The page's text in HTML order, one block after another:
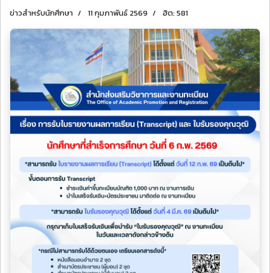
ข่าวสำหรับนักศึกษา 11 กุมภาพันธ์ 2569 ฮิต: 581